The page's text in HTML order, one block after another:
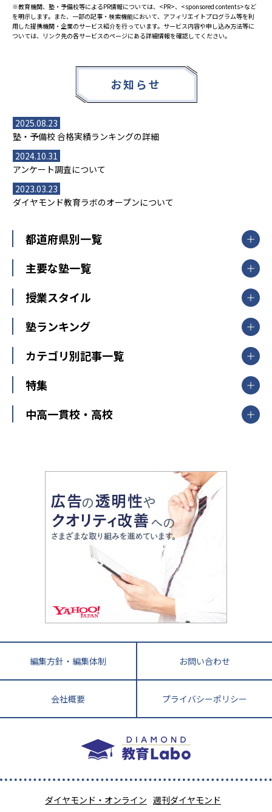
※教育機関、塾・予備校等によるPR情報については、<PR>、<sponsored contents>など
を明示します。また、一部の記事・検索機能において、アフィリエイトプログラム等を利
用した提携機関・企業のサービス紹介を行っています。サービス内容や申し込み方法等に
ついては、リンク先の各サービスのページにある詳細情報を確認してください。
お知らせ
2025.08.23
塾・予備校 合格実績ランキングの詳細
2024.10.31
アンケート調査について
2023.03.23
ダイヤモンド教育ラボのオープンについて
都道府県別一覧
北海道・東北
山形県
福島県
関東
東京都
神奈川県
茨城県
栃木県
群馬県
新潟県
中部
愛知県
静岡県
長野県
大阪府
兵庫県 京都府 奈良県
和歌山県
鳥取県
島根県 岡山県 広島県
香川県
高知県
長崎県 熊本県
鹿児島県 沖縄県
主要な塾一覧
【掲載塾一覧を見る】
東京個別指導学院
明光義塾
個別教室のトライ
武田塾
授業スタイル
個別指導
オンライン指導
塾ランキング
中学受験ランキング
カテゴリ別記事一覧
中学受験
大学受験
教育全般
大学受験塾の選び方
中学受験に熱心な市区町村ランキング
小学校受験
家庭教師
特集
開成番長直伝！子どもの受験を成功させる方法
運動と遊びを考える
情報Ⅰ、数学が苦手な人注目！最短距離の学力
アップ法
悩み多き「大学受験」相談室
英語・英会話・英検対策
小学校教師が解説！中学受験のリアル
教育ジャーナリストが徹底解説！ 大学受験の羅
中高一貫校・高校
大学入試改革
ママテクエグザム
進化する中高一貫校・高校
編集方針・編集体制 お問い合わせ
会社概要 プライバシーポリシー
ダイヤモンド・オンライン 週刊ダイヤモンド